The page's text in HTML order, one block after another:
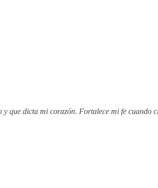
que dicta mi corazón. Fortalece mi fe cuando